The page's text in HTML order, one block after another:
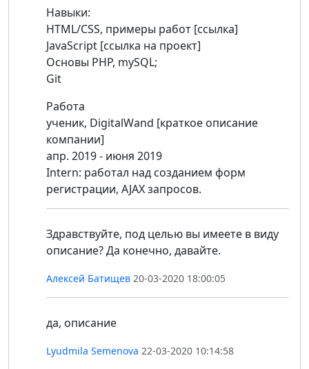
Навыки:
HTML/CSS, примеры работ [ссылка]
JavaScript [ссылка на проект]
Основы PHP, mySQL;
Git
Работа
ученик, DigitalWand [краткое описание
компании]
апр. 2019 - июня 2019
Intern: работал над созданием форм
регистрации, AJAX запросов.
Здравствуйте, под целью вы имеете в виду
описание? Да конечно, давайте.
Алексей Батищев 20-03-2020 18:00:05
да, описание
Lyudmila Semenova 22-03-2020 10:14:58